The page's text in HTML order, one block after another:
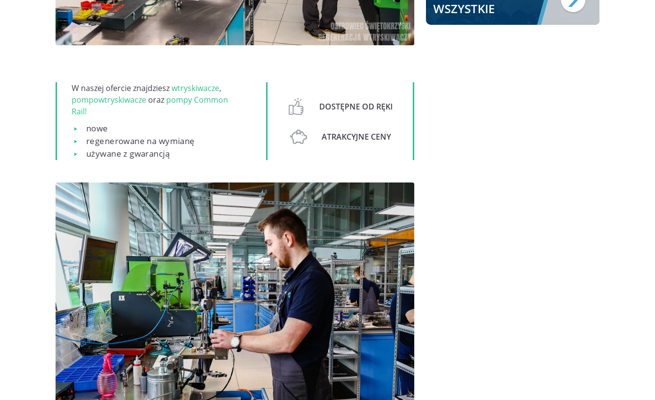
W naszej ofercie znajdzieszwtryskiwacze,
pompowtryskiwacze oraz pompy Common
Rail!
nowe
regenerowane na wymianę
używane z gwarancją
DOSTĘPNE OD RĘKI
ATRAKCYJNE CENY
WSZYSTKIE